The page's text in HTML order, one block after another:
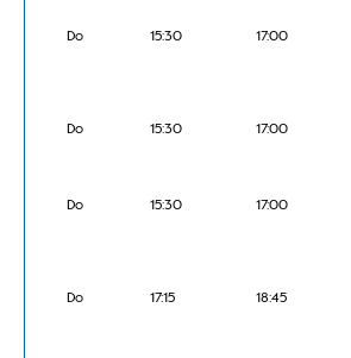
Do 15:30 17:00
Do 15:30 17:00
Do 15:30 17:00
Do 17:15 18:45